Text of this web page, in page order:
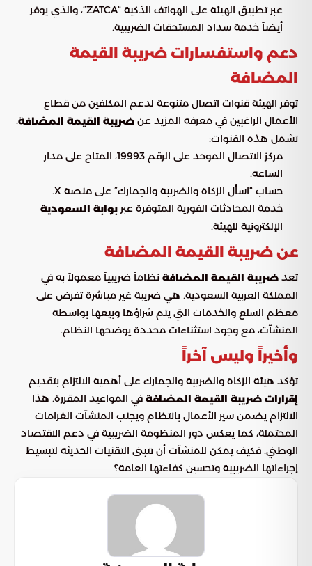
عبر تطبيق الهيئة على الهواتف الذكية “ZATCA”، والذي يوفر
أيضاً خدمة سداد المستحقات الضريبية.
دعم واستفسارات ضريبة القيمة
المضافة
توفر الهيئة قنوات اتصال متنوعة لدعم المكلفين من قطاع
الأعمال الراغبين في معرفة المزيد عن ضريبة القيمة المضافة.
تشمل هذه القنوات:
مركز الاتصال الموحد على الرقم 19993، المتاح على مدار
الساعة.
حساب “اسأل الزكاة والضريبة والجمارك” على منصة X.
خدمة المحادثات الفورية المتوفرة عبر بوابة السعودية
الإلكترونية للهيئة.
عن ضريبة القيمة المضافة
تعد ضريبة القيمة المضافة نظاماً ضريبياً معمولاً به في
المملكة العربية السعودية. هي ضريبة غير مباشرة تفرض على
معظم السلع والخدمات التي يتم شراؤها وبيعها بواسطة
المنشآت، مع وجود استثناءات محددة يوضحها النظام.
وأخيراً وليس آخراً
تؤكد هيئة الزكاة والضريبة والجمارك على أهمية الالتزام بتقديم
إقرارات ضريبة القيمة المضافة في المواعيد المقررة. هذا
الالتزام يضمن سير الأعمال بانتظام ويجنب المنشآت الغرامات
المحتملة، كما يعكس دور المنظومة الضريبية في دعم الاقتصاد
الوطني. فكيف يمكن للمنشآت أن تتبنى التقنيات الحديثة لتبسيط
إجراءاتها الضريبية وتحسين كفاءتها العامة؟